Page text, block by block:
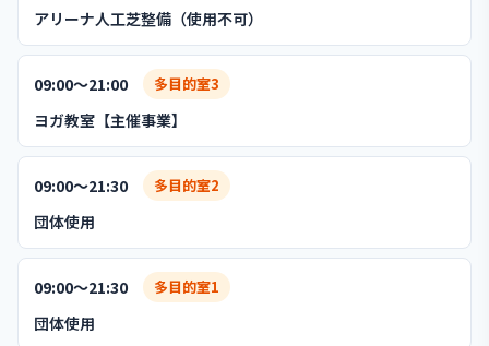
アリーナ人工芝整備（使用不可）
09:00〜21:00 多目的室3
ヨガ教室【主催事業】
09:00〜21:30 多目的室2
団体使用
09:00〜21:30 多目的室1
団体使用